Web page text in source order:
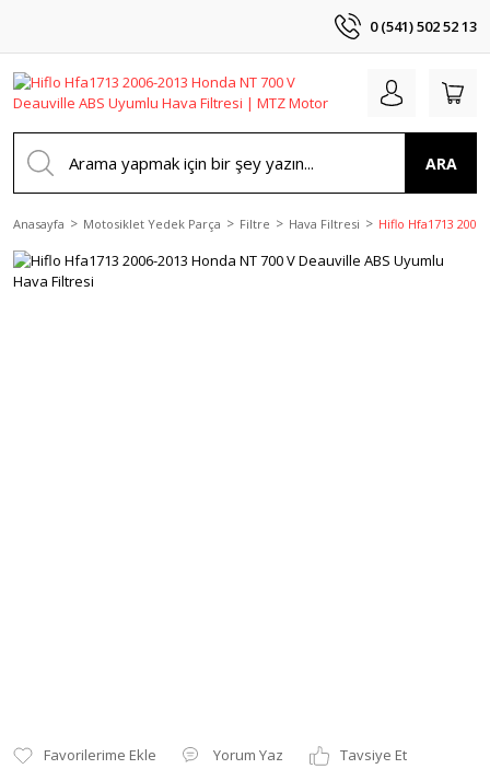
0 (541) 502 52 13
ARA
Anasayfa Motosiklet Yedek Parça Filtre Hava Filtresi Hiflo Hfa1713
Yorum Yaz
Tavsiye Et